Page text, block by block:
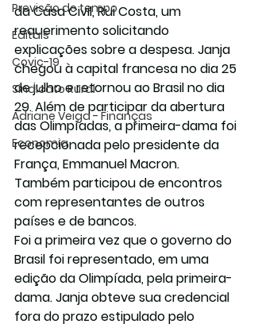
Previsão do tempo
Editais
Covic-19
Sindicato Rural
Adriane Veiga - Finanças
Economia
da Casa Civil, Rui Costa, um
requerimento solicitando
explicações sobre a despesa. Janja
chegou à capital francesa no dia 25
de julho e retornou ao Brasil no dia
29. Além de participar da abertura
das Olimpíadas, a primeira-dama foi
recepcionada pelo presidente da
França, Emmanuel Macron.
Também participou de encontros
com representantes de outros
países e de bancos.
Foi a primeira vez que o governo do
Brasil foi representado, em uma
edição da Olimpíada, pela primeira-
dama. Janja obteve sua credencial
fora do prazo estipulado pelo